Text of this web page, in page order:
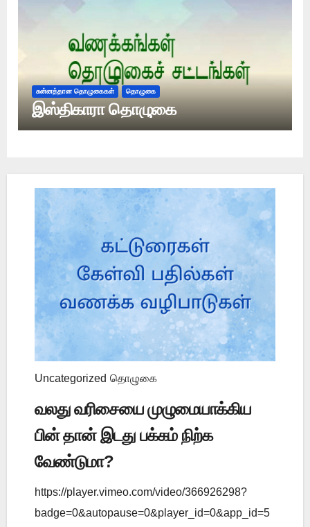
சுன்னத்தான தொழுகைகள் தொழுகை
இஸ்திகாரா தொழுகை
Uncategorized தொழுகை
வலது வரிசையை முழுமையாக்கிய
பின் தான் இடது பக்கம் நிற்க
வேண்டுமா?
https://player.vimeo.com/video/366926298?
badge=0&autopause=0&player_id=0&app_id=5